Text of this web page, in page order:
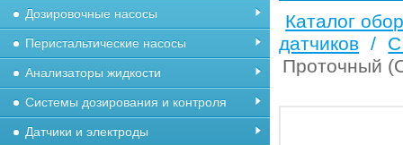
Каталог
датчиков /
С
Проточный
Дозировочные насосы
Перистальтические насосы
Анализаторы жидкости
Системы дозирования и контроля
Датчики и электроды